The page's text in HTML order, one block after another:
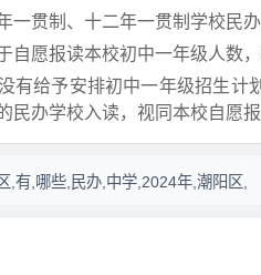
一贯制、十二年一贯制学校民
自愿报读本校初中一年级人数
有给予安排初中一年级招生计
民办学校入读，视同本校自愿
,有,哪些,民办,中学,2024年,潮阳区,